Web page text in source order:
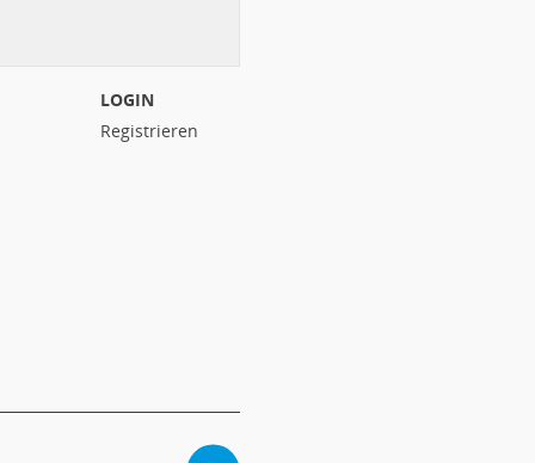
LOGIN
Registrieren